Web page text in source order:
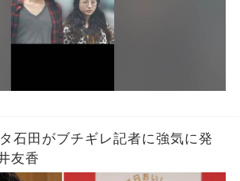
石田がブチギレ記者に強気に発
友香